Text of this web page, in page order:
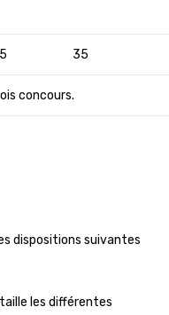
35
concours.
dispositions suivantes
les différentes